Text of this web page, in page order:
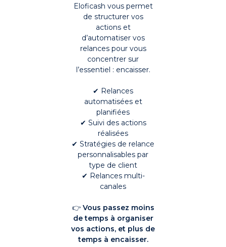
Eloficash vous permet
de structurer vos
actions et
d’automatiser vos
relances pour vous
concentrer sur
l’essentiel : encaisser.
✔ Relances
automatisées et
planifiées
✔ Suivi des actions
réalisées
✔ Stratégies de relance
personnalisables par
type de client
✔ Relances multi-
canales
👉Vous passez moins
de temps à organiser
vos actions, et plus de
temps à encaisser.